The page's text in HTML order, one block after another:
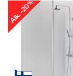
Alk. -20%